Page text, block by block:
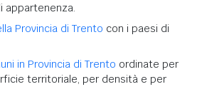
appartenenza.
Provincia di Trento con i paesi di
in Provincia di Trento ordinate per
territoriale, per densità e per